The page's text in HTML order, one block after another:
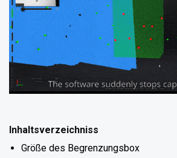
Inhaltsverzeichniss
Größe des Begrenzungsbox